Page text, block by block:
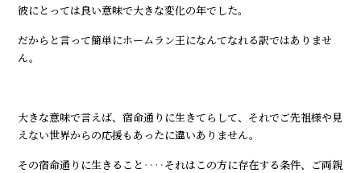
彼にとっては良い意味で大きな変化の年でした。
だからと言って簡単にホームラン王になんてなれる訳ではありませ
ん。
大きな意味で言えば、宿命通りに生きてらして、それでご先祖様や見
えない世界からの応援もあったに違いありません。
その宿命通りに生きること‥‥それはこの方に存在する条件、ご両親